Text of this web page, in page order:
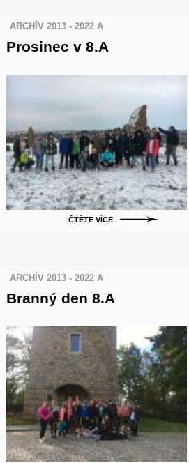
ARCHÍV 2013 - 2022 A
Prosinec v 8.A
ČTĚTE VÍCE
ARCHÍV 2013 - 2022 A
Branný den 8.A